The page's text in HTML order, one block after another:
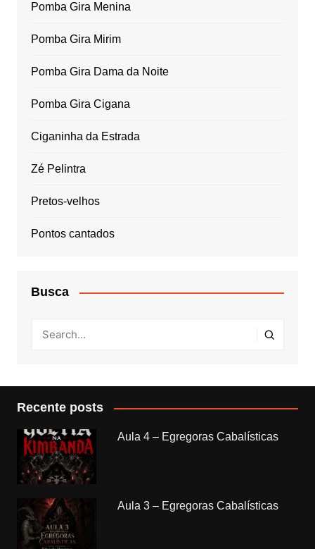
Pomba Gira Menina
Pomba Gira Mirim
Pomba Gira Dama da Noite
Pomba Gira Cigana
Ciganinha da Estrada
Zé Pelintra
Pretos-velhos
Pontos cantados
Busca
Recente posts
Aula 4 – Egregoras Cabalísticas
Aula 3 – Egregoras Cabalísticas